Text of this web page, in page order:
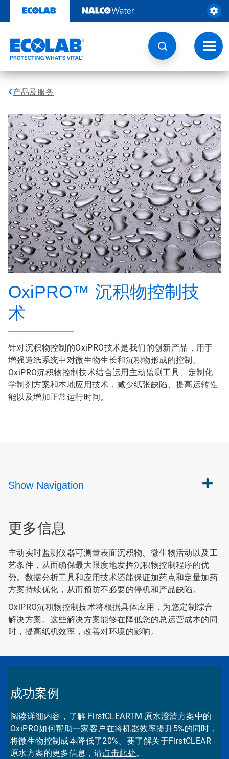
至
切
换
导
航
产品及服务
OxiPRO™ 沉积物控制技
术
针对沉积物控制的OxiPRO技术是我们的创新产品，用于
增强造纸系统中对微生物生长和沉积物形成的控制。
OxiPRO沉积物控制技术结合运用主动监测工具、定制化
学制剂方案和本地应用技术，减少纸张缺陷、提高运转性
能以及增加正常运行时间。
Show Navigation
更多信息
主动实时监测仪器可测量表面沉积物、微生物活动以及工
艺条件，从而确保最大限度地发挥沉积物控制程序的优
势。数据分析工具和应用技术还能保证加药点和定量加药
方案持续优化，从而预防不必要的停机和产品缺陷。
OxiPRO沉积物控制技术将根据具体应用，为您定制综合
解决方案。这些解决方案能够在降低您的总运营成本的同
时，提高纸机效率，改善对环境的影响。
成功案例
阅读详细内容，了解 FirstCLEARTM 原水澄清方案中的
OxiPRO如何帮助一家客户在将机器效率提升5%的同时，
将微生物控制成本降低了20%。要了解关于FirstCLEAR
原水方案的更多信息，请点击此处。